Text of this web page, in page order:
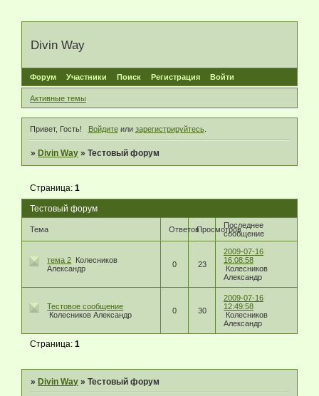
Divin Way
Форум Участники Поиск Регистрация Войти
Активные темы
Привет, Гость! Войдитеили зарегистрируйтесь.
» Divin Way »Тестовый форум
Тестовый форум
Страница:1
Тема ОтветовПросмотровПоследнее
сообщение
тема 2 Колесников
Александр
0 23
2009-07-16
16:08:58
Колесников
Александр
Тестовое сообщение
Колесников Александр
0 30
2009-07-16
12:49:58
Колесников
Александр
Страница:1
»Divin Way »Тестовый форум